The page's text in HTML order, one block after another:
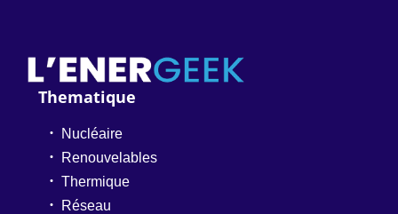
Thematique
Nucléaire
Renouvelables
Thermique
Réseau